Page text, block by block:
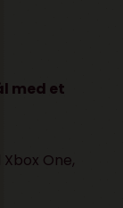
med et
Xbox One,